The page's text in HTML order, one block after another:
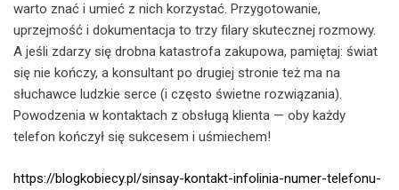
warto znać i umieć z nich korzystać. Przygotowanie,
uprzejmość i dokumentacja to trzy filary skutecznej rozmowy.
A jeśli zdarzy się drobna katastrofa zakupowa, pamiętaj: świat
się nie kończy, a konsultant po drugiej stronie też ma na
słuchawce ludzkie serce (i często świetne rozwiązania).
Powodzenia w kontaktach z obsługą klienta — oby każdy
telefon kończył się sukcesem i uśmiechem!
https://blogkobiecy.pl/sinsay-kontakt-infolinia-numer-telefonu-